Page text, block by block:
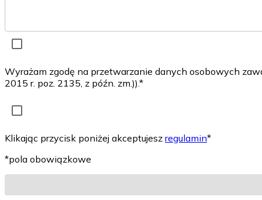
Wyrażam zgodę na przetwarzanie danych osobowych
2015 r. poz. 2135, z późn. zm.)).*
Klikając przycisk poniżej akceptujesz regulamin*
*pola obowiązkowe